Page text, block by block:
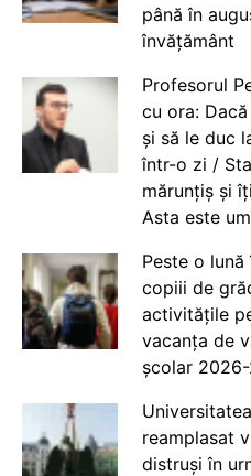
până în
învățământ
Profesorul
cu ora:
și să le duc
într-o zi /
mărunțiș și
Asta este
Peste o
copiii de
activitățile
vacanța de
școlar
reamplasat
distruși în